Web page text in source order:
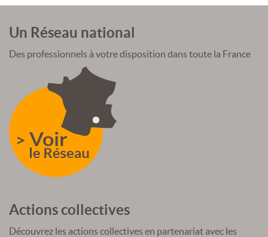
Un Réseau national
Des professionnels à votre disposition dans toute la France
Actions collectives
Découvrez les actions collectives en partenariat avec les